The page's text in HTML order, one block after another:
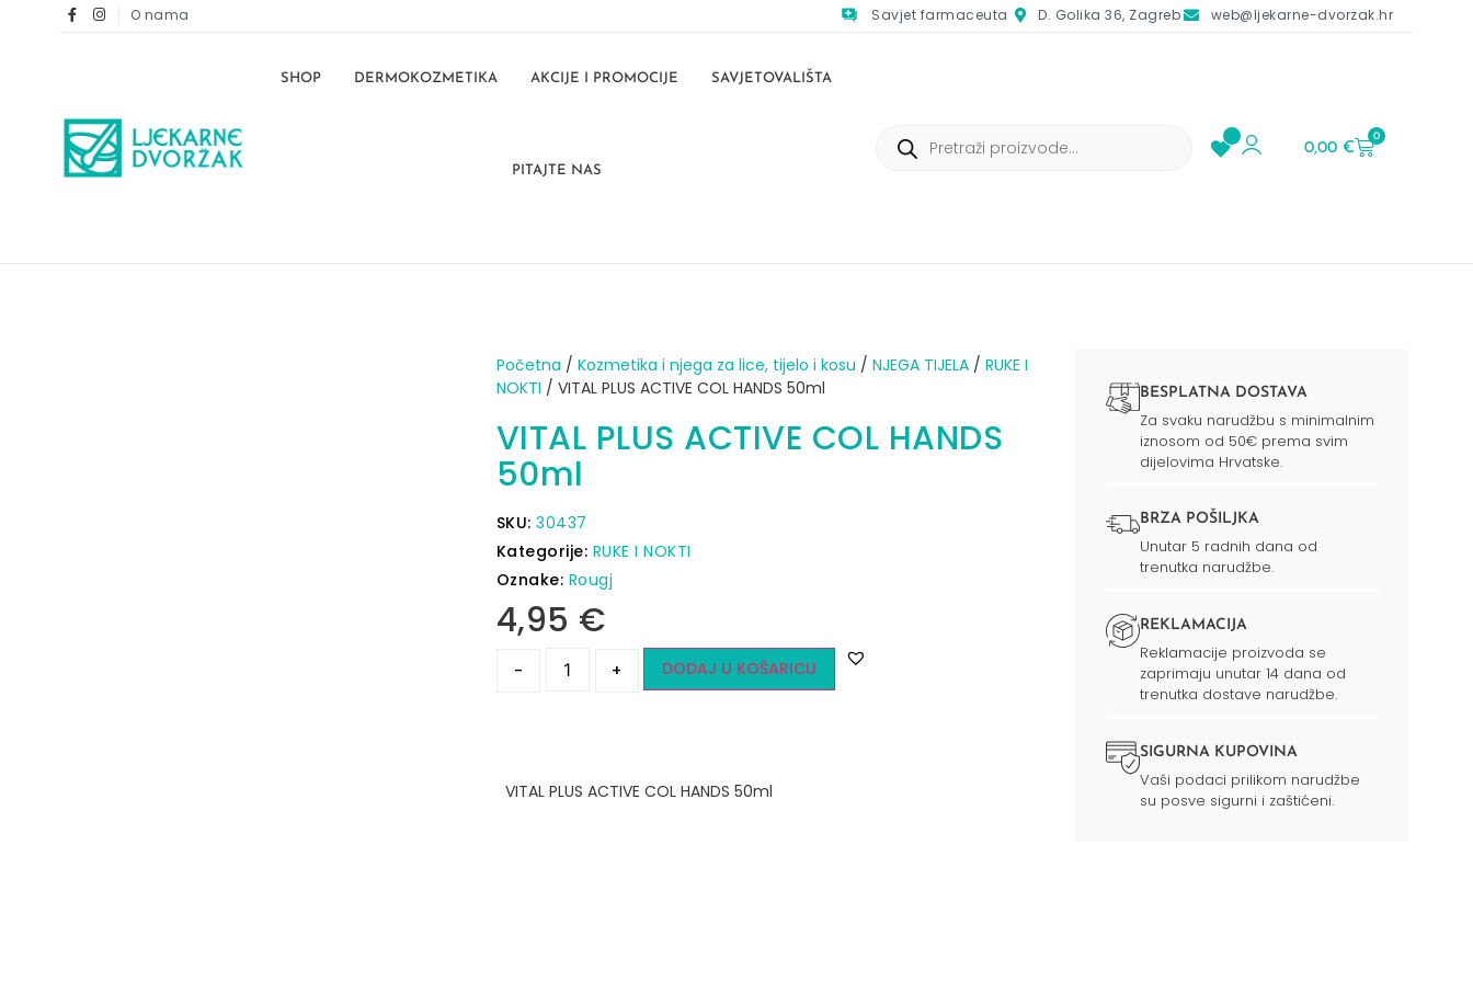
O nama Savjet farmaceuta D. Golika 36, Zagreb web@ljekarne-dvorzak.hr
SHOP DERMOKOZMETIKA AKCIJE I PROMOCIJE SAVJETOVALIŠTA
PITAJTE NAS
0,00€
0
Početna / Kozmetika i njega za lice, tijelo i kosu / NJEGA TIJELA/ RUKE I
NOKTI / VITAL PLUS ACTIVE COL HANDS 50ml
VITAL PLUS ACTIVE COL HANDS
50ml
SKU: 30437
Kategorije: RUKE I NOKTI
Oznake: Rougj
4,95 €
- + DODAJ U KOŠARICU
VITAL PLUS ACTIVE COL HANDS 50ml
BESPLATNA DOSTAVA
Za svaku narudžbu s minimalnim
iznosom od 50€ prema svim
dijelovima Hrvatske.
BRZA POŠILJKA
Unutar 5 radnih dana od
trenutka narudžbe.
REKLAMACIJA
Reklamacije proizvoda se
zaprimaju unutar 14 dana od
trenutka dostave narudžbe.
SIGURNA KUPOVINA
Vaši podaci prilikom narudžbe
su posve sigurni i zaštićeni.